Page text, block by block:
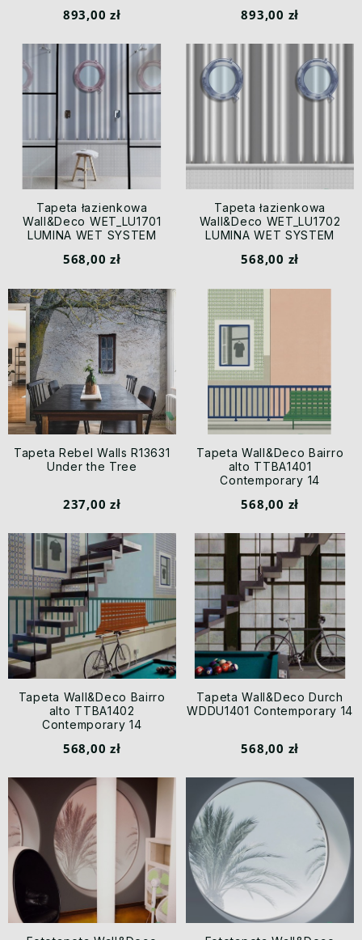
893,00 zł 893,00 zł
Tapeta łazienkowa
Wall&Deco WET_LU1701
LUMINA WET SYSTEM
568,00 zł
Tapeta łazienkowa
Wall&Deco WET_LU1702
LUMINA WET SYSTEM
568,00 zł
Tapeta Rebel Walls R13631
Under the Tree
237,00 zł
Tapeta Wall&Deco Bairro
alto TTBA1401
Contemporary 14
568,00 zł
Tapeta Wall&Deco Bairro
alto TTBA1402
Contemporary 14
568,00 zł
Tapeta Wall&Deco Durch
WDDU1401 Contemporary 14
568,00 zł